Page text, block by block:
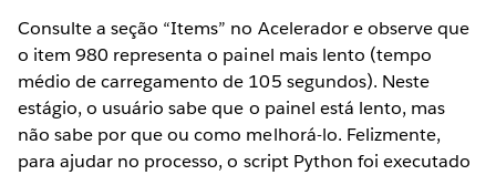
Consulte a seção “Items” no Acelerador e observe que
o item 980 representa o painel mais lento (tempo
médio de carregamento de 105 segundos). Neste
estágio, o usuário sabe que o painel está lento, mas
não sabe por que ou como melhorá-lo. Felizmente,
para ajudar no processo, o script Python foi executado